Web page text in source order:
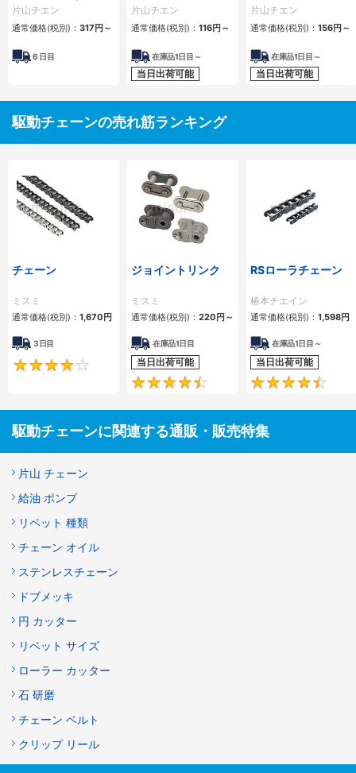
ーラチェーン） 4列
片山チエン
通常価格(税別)： 317円～
6 日目
1列
片山チエン
通常価格(税別)： 116円～
在庫品1日目～
当日出荷可能
2列
片山チエン
通常価格(税別)： 156円～
在庫品1日目～
当日出荷可能
駆動チェーンの売れ筋ランキング
チェーン
ミスミ
通常価格(税別)： 1,670円
3日目
4.2
ジョイントリンク
ミスミ
通常価格(税別)： 220円～
在庫品1日目
当日出荷可能
4.5
RSローラチェーン
椿本チエイン
通常価格(税別)： 1,598円
在庫品1日目～
当日出荷可能
駆動チェーンに関連する通販・販売特集
片山 チェーン
給油 ポンプ
リベット 種類
チェーン オイル
ステンレスチェーン
ドブメッキ
円 カッター
リベット サイズ
ローラー カッター
石 研磨
チェーン ベルト
クリップ リール